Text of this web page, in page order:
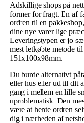
Adskillige shops på
former for fragt. En af
ordren til en
dine nye varer lige
Leveringstypen er jo
mest letkøbte metode
151x100x98mm.
Du burde alternativt
eller hus eller ud til dit
gang i mellem en lille
uproblematisk. Den
være at hente ordren
dig i nærheden af